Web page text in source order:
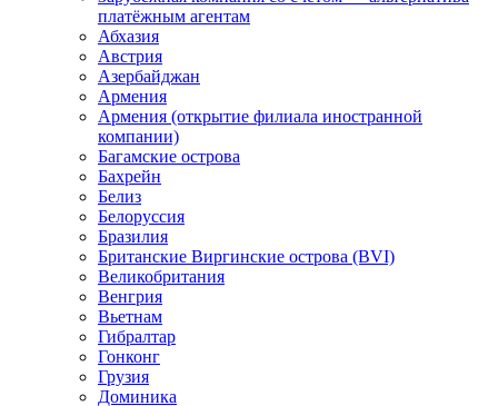
платёжным агентам
Абхазия
Австрия
Азербайджан
Армения
Армения (открытие филиала иностранной
компании)
Багамские острова
Бахрейн
Белиз
Белоруссия
Бразилия
Британские Виргинские острова (BVI)
Великобритания
Венгрия
Вьетнам
Гибралтар
Гонконг
Грузия
Доминика